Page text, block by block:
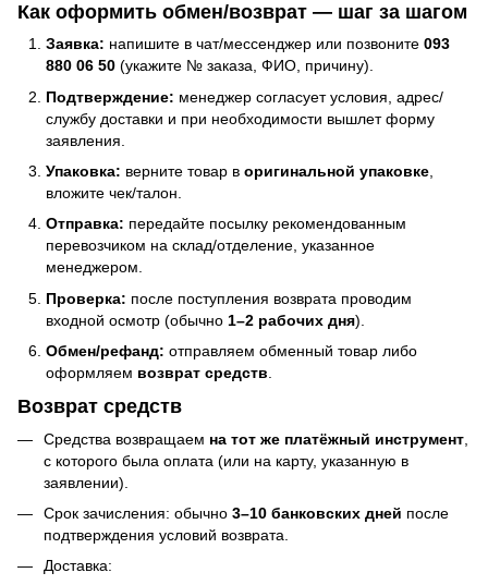
Как оформить обмен/возврат — шаг за шагом
Заявка: напишите в чат/мессенджер или позвоните 093
880 06 50 (укажите № заказа, ФИО, причину).
Подтверждение: менеджер согласует условия, адрес/
службу доставки и при необходимости вышлет форму
заявления.
Упаковка: верните товар в оригинальной упаковке
вложите чек/талон.
Отправка: передайте посылку рекомендованным
перевозчиком на склад/отделение, указанное
менеджером.
Проверка: после поступления возврата проводим
входной осмотр (обычно 1–2 рабочих дня).
Обмен/рефанд: отправляем обменный товар либо
оформляем возврат средств
Возврат средств
Средства возвращаем на тот же платёжный инструмент
с которого была оплата (или на карту, указанную в
заявлении).
Срок зачисления: обычно 3–10 банковских дней после
подтверждения условий возврата.
Доставка: